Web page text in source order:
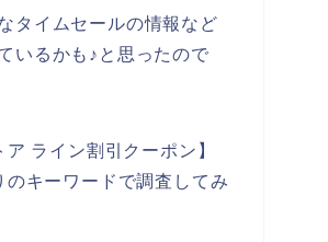
タイムセールの情報など
いるかも♪と思ったので
ライン割引クーポン】
のキーワードで調査してみ